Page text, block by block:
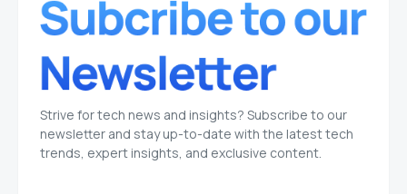
Strive for tech news and insights? Subscribe to our
newsletter and stay up-to-date with the latest tech
trends, expert insights, and exclusive content.